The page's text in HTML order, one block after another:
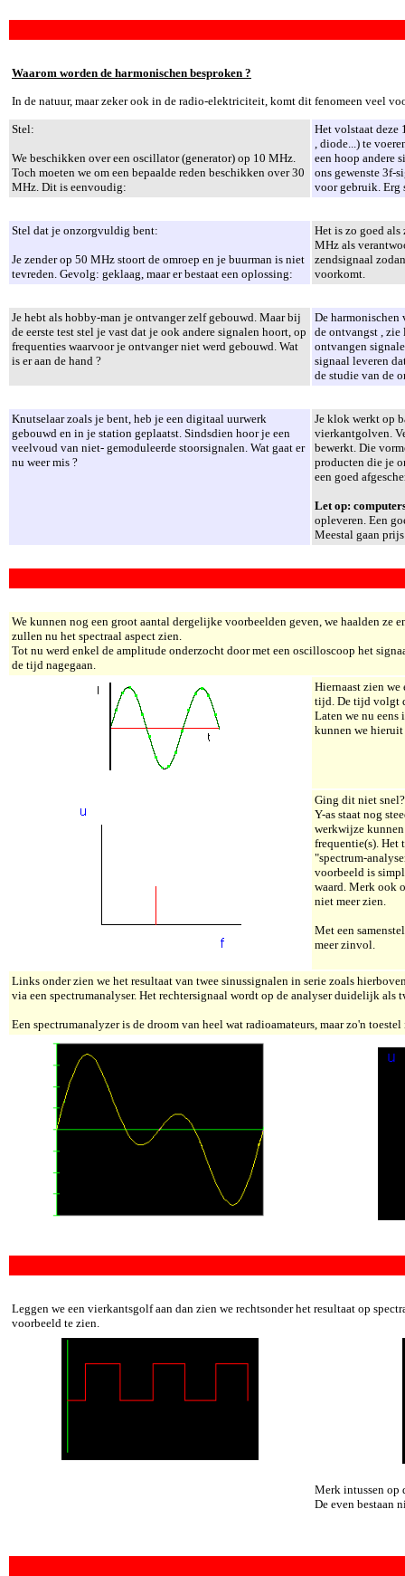
Waarom worden de harmonischen besproken ?
In de natuur, maar zeker ook in de radio-elektriciteit, komt dit fenomeen veel
Stel:
We beschikken over een oscillator (generator) op 10 MHz.
Toch moeten we om een bepaalde reden beschikken over 30
MHz. Dit is eenvoudig:
Het volstaat deze
, diode...) te
een hoop andere
ons gewenste 3f-
voor gebruik. Erg
Stel dat je onzorgvuldig bent:
Je zender op 50 MHz stoort de omroep en je buurman is niet
tevreden. Gevolg: geklaag, maar er bestaat een oplossing:
Het is zo goed als
MHz als
zendsignaal
voorkomt.
Je hebt als hobby-man je ontvanger zelf gebouwd. Maar bij
de eerste test stel je vast dat je ook andere signalen hoort, op
frequenties waarvoor je ontvanger niet werd gebouwd. Wat
is er aan de hand ?
De
de ontvangst , zie
ontvangen
signaal leveren
de studie van de
Knutselaar zoals je bent, heb je een digitaal uurwerk
gebouwd en in je station geplaatst. Sindsdien hoor je een
veelvoud van niet- gemoduleerde stoorsignalen. Wat gaat er
nu weer mis ?
Je klok werkt op
vierkantgolven.
bewerkt. Die
producten die je
een goed
Let op:
opleveren. Een
Meestal gaan
We kunnen nog een groot aantal dergelijke voorbeelden geven, we haalden ze
zullen nu het spectraal aspect zien.
Tot nu werd enkel de amplitude onderzocht door met een oscilloscoop het
de tijd nagegaan.
Hiernaast zien
tijd. De tijd volgt
Laten we nu
kunnen we hieruit
Ging dit niet
Y-as staat nog
werkwijze
frequentie(s). Het
"spectrum-
voorbeeld is
waard. Merk ook
niet meer zien.
Met een
meer zinvol.
Links onder zien we het resultaat van twee sinussignalen in serie zoals
via een spectrumanalyser. Het rechtersignaal wordt op de analyser duidelijk als
Een spectrumanalyzer is de droom van heel wat radioamateurs, maar zo'n toestel
Leggen we een vierkantsgolf aan dan zien we rechtsonder het resultaat op
voorbeeld te zien.
Merk intussen op
De even bestaan